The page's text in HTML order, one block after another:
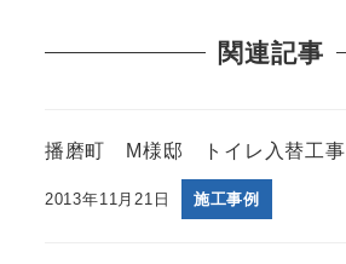
関連記事
播磨町 M様邸 トイレ入替工事
2013年11月21日 施工事例